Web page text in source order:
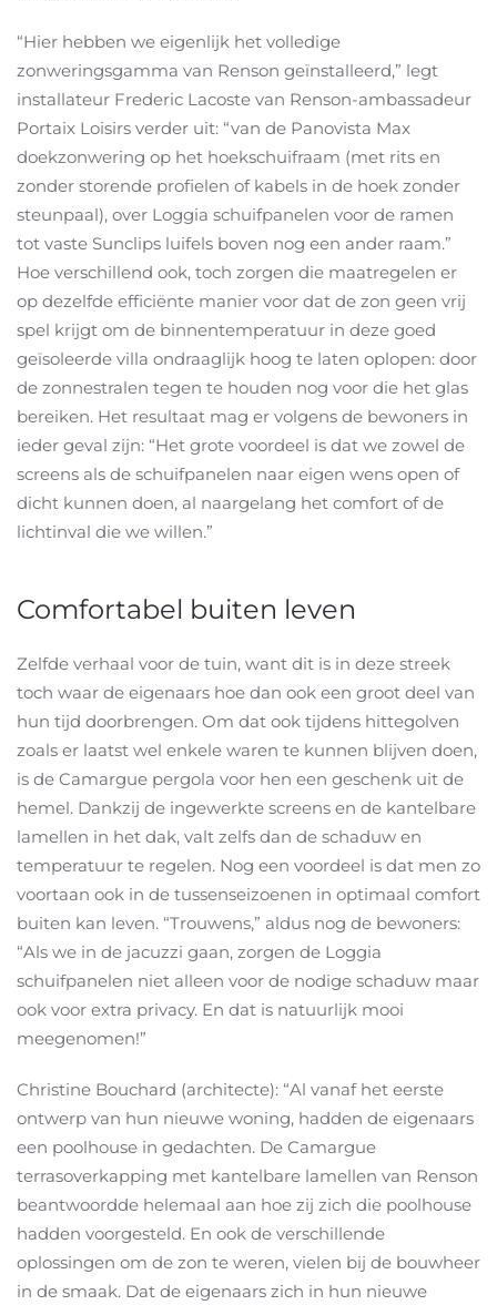
“Hier hebben we eigenlijk het volledige
zonweringsgamma van Renson geïnstalleerd,” legt
installateur Frederic Lacoste van Renson-ambassadeur
Portaix Loisirs verder uit: “van de Panovista Max
doekzonwering op het hoekschuifraam (met rits en
zonder storende profielen of kabels in de hoek zonder
steunpaal), over Loggia schuifpanelen voor de ramen
tot vaste Sunclips luifels boven nog een ander raam.”
Hoe verschillend ook, toch zorgen die maatregelen er
op dezelfde efficiënte manier voor dat de zon geen vrij
spel krijgt om de binnentemperatuur in deze goed
geïsoleerde villa ondraaglijk hoog te laten oplopen: door
de zonnestralen tegen te houden nog voor die het glas
bereiken. Het resultaat mag er volgens de bewoners in
ieder geval zijn: “Het grote voordeel is dat we zowel de
screens als de schuifpanelen naar eigen wens open of
dicht kunnen doen, al naargelang het comfort of de
lichtinval die we willen.”
Comfortabel buiten leven
Zelfde verhaal voor de tuin, want dit is in deze streek
toch waar de eigenaars hoe dan ook een groot deel van
hun tijd doorbrengen. Om dat ook tijdens hittegolven
zoals er laatst wel enkele waren te kunnen blijven doen,
is de Camargue pergola voor hen een geschenk uit de
hemel. Dankzij de ingewerkte screens en de kantelbare
lamellen in het dak, valt zelfs dan de schaduw en
temperatuur te regelen. Nog een voordeel is dat men zo
voortaan ook in de tussenseizoenen in optimaal comfort
buiten kan leven. “Trouwens,” aldus nog de bewoners:
“Als we in de jacuzzi gaan, zorgen de Loggia
schuifpanelen niet alleen voor de nodige schaduw maar
ook voor extra privacy. En dat is natuurlijk mooi
meegenomen!”
Christine Bouchard (architecte): “Al vanaf het eerste
ontwerp van hun nieuwe woning, hadden de eigenaars
een poolhouse in gedachten. De Camargue
terrasoverkapping met kantelbare lamellen van Renson
beantwoordde helemaal aan hoe zij zich die poolhouse
hadden voorgesteld. En ook de verschillende
oplossingen om de zon te weren, vielen bij de bouwheer
in de smaak. Dat de eigenaars zich in hun nieuwe